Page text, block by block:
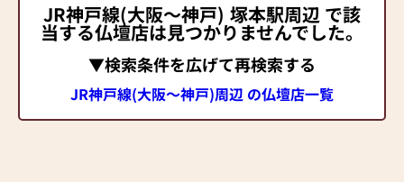
JR神戸線(大阪～神戸) 塚本駅周辺 で該
当する仏壇店は見つかりませんでした。
▼検索条件を広げて再検索する
JR神戸線(大阪～神戸)周辺 の仏壇店一覧